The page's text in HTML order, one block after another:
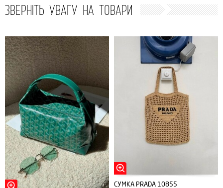
ЗВЕРНІТЬ УВАГУ НА ТОВАРИ
СУМКА PRADA 10855